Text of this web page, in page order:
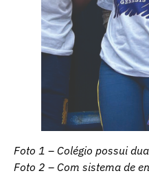
Foto 1 – Colégio possui
Foto 2 – Com sistema de